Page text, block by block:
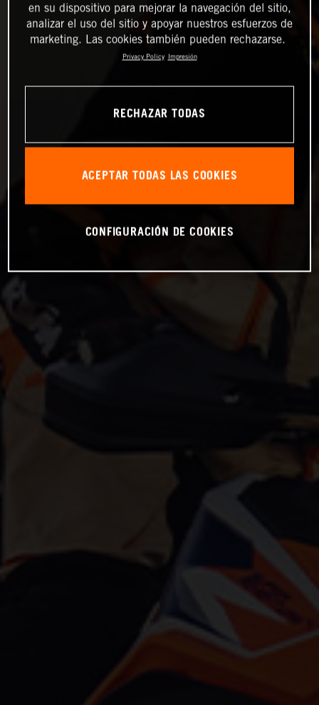
en su dispositivo para mejorar la navegación del sitio,
analizar el uso del sitio y apoyar nuestros esfuerzos de
marketing. Las cookies también pueden rechazarse.
Privacy Policy Impresión
RECHAZAR TODAS
ACEPTAR TODAS LAS COOKIES
CONFIGURACIÓN DE COOKIES